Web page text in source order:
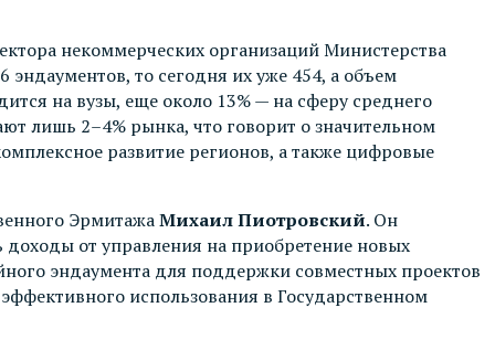
некоммерческих организаций Министерства
эндаументов, то сегодня их уже 454, а объем
на вузы, еще около 13% — на сферу среднего
лишь 2–4% рынка, что говорит о значительном
развитие регионов, а также цифровые
ЭрмитажаМихаил Пиотровский. Он
доходы от управления на приобретение новых
эндаумента для поддержки совместных проектов
использования в Государственном